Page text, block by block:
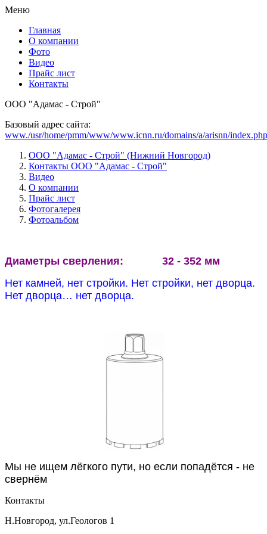
Меню
Главная
О компании
Фото
Видео
Прайс лист
Контакты
ООО "Адамас - Строй"
Базовый адрес сайта:
www./usr/home/pmm/www/www.icnn.ru/domains/a/arisnn/
ООО "Адамас - Строй" (Нижний Новгород)
Контакты ООО "Адамас - Строй"
Видео
О компании
Прайс лист
Фотогалерея
Фотоальбом
Диаметры сверления: 32 - 352 мм
Нет камней, нет стройки. Нет стройки, нет дворца.
Нет дворца… нет дворца.
Мы не ищем лёгкого пути, но если попадётся - не
свернём
Контакты
Н.Новгород, ул.Геологов 1